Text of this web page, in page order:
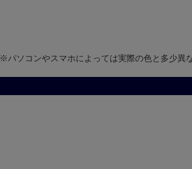
※パソコンやスマホによっては実際の色と多少異